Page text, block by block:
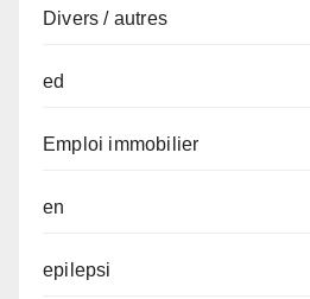
Divers / autres
ed
Emploi immobilier
en
epilepsi